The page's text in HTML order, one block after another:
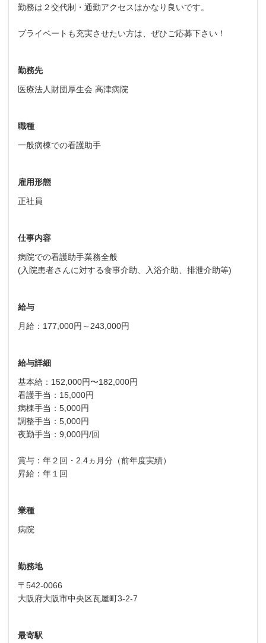
勤務は２交代制・通勤アクセスはかなり良いです。
プライベートも充実させたい方は、ぜひご応募下さい！
勤務先
医療法人財団厚生会 高津病院
職種
一般病棟での看護助手
雇用形態
正社員
仕事内容
病院での看護助手業務全般
(入院患者さんに対する食事介助、入浴介助、排泄介助等)
給与
月給：177,000円～243,000円
給与詳細
基本給：152,000円〜182,000円
看護手当：15,000円
病棟手当：5,000円
調整手当：5,000円
夜勤手当：9,000円/回
賞与：年２回・2.4ヵ月分（前年度実績）
昇給：年１回
業種
病院
勤務地
〒542-0066
大阪府大阪市中央区瓦屋町3-2-7
最寄駅